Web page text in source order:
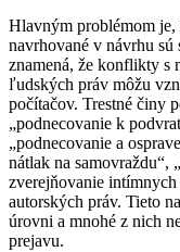
Hlavným problémom je,
navrhované v návrhu
znamená, že konflikty s
ľudských práv môžu
počítačov. Trestné činy
„podnecovanie k
„podnecovanie a
nátlak na samovraždu“,
zverejňovanie
autorských práv. Tieto
úrovni a mnohé z nich
prejavu.